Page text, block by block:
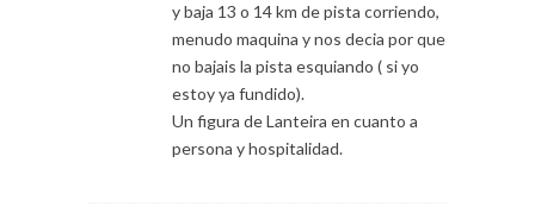
y baja 13 o 14 km de pista corriendo,
menudo maquina y nos decia por que
no bajais la pista esquiando ( si yo
estoy ya fundido).
Un figura de Lanteira en cuanto a
persona y hospitalidad.